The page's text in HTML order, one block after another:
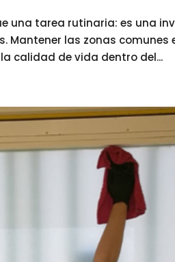
una tarea rutinaria: es una
Mantener las zonas comunes
calidad de vida dentro del...